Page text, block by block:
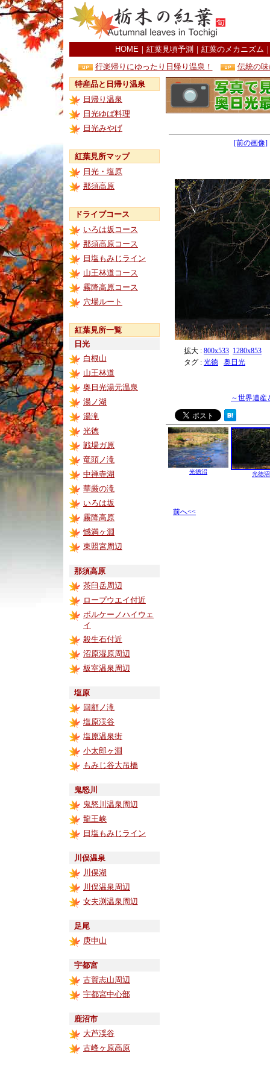
HOME ｜ 紅葉見頃予測 ｜ 紅葉のメカニズム
行楽帰りにゆったり日帰り温泉！
伝統の
特産品と日帰り温泉
日帰り温泉
日光ゆば料理
日光みやげ
紅葉見所マップ
日光・塩原
那須高原
ドライブコース
いろは坂コース
那須高原コース
日塩もみじライン
山王林道コース
霧降高原コース
穴場ルート
紅葉見所一覧
日光
白根山
山王林道
奥日光湯元温泉
湯ノ湖
湯滝
光徳
戦場ガ原
竜頭ノ滝
中禅寺湖
華厳の滝
いろは坂
霧降高原
憾満ヶ淵
東照宮周辺
那須高原
茶臼岳周辺
ロープウエイ付近
ボルケーノハイウェ
イ
殺生石付近
沼原湿原周辺
板室温泉周辺
塩原
回顧ノ滝
塩原渓谷
塩原温泉街
小太郎ヶ淵
もみじ谷大吊橋
鬼怒川
鬼怒川温泉周辺
龍王峡
日塩もみじライン
川俣温泉
川俣湖
川俣温泉周辺
女夫渕温泉周辺
足尾
庚申山
宇都宮
古賀志山周辺
宇都宮中心部
鹿沼市
大芦渓谷
古峰ヶ原高原
[前の画像]
拡大 : 800x533 1280x853
タグ : 光徳 奥日光
～世界遺
光徳沼 光徳沼
前へ<<